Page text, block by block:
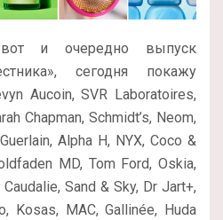
и очередно выпуск
сегодня покажу
Aucoin, SVR Laboratoires,
Chapman, Schmidt’s, Neom,
Alpha H, NYX, Coco &
MD, Tom Ford, Oskia,
Sand & Sky, Dr Jart+,
Kosas, MAC, Gallinée, Huda